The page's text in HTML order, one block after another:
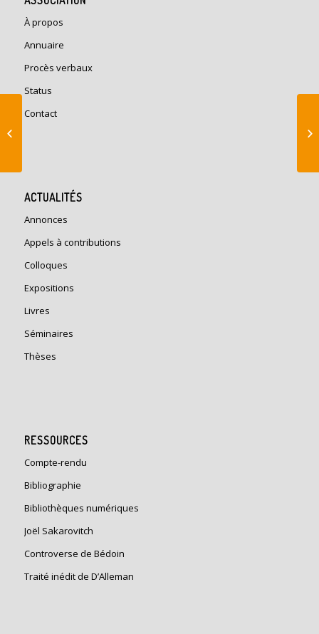
À propos
Annuaire
Procès verbaux
Status
Contact
ACTUALITÉS
Annonces
Appels à contributions
Colloques
Expositions
Livres
Séminaires
Thèses
RESSOURCES
Compte-rendu
Bibliographie
Bibliothèques numériques
Joël Sakarovitch
Controverse de Bédoin
Traité inédit de D’Alleman
Construire en province